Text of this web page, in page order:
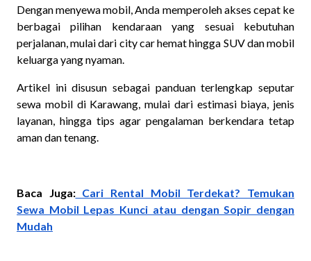
Dengan menyewa mobil, Anda memperoleh akses cepat ke
berbagai pilihan kendaraan yang sesuai kebutuhan
perjalanan, mulai dari city car hemat hingga SUV dan mobil
keluarga yang nyaman.
Artikel ini disusun sebagai panduan terlengkap seputar
sewa mobil di Karawang, mulai dari estimasi biaya, jenis
layanan, hingga tips agar pengalaman berkendara tetap
aman dan tenang.
Baca Juga:Cari Rental Mobil Terdekat? Temukan
Sewa Mobil Lepas Kunci atau dengan Sopir dengan
Mudah